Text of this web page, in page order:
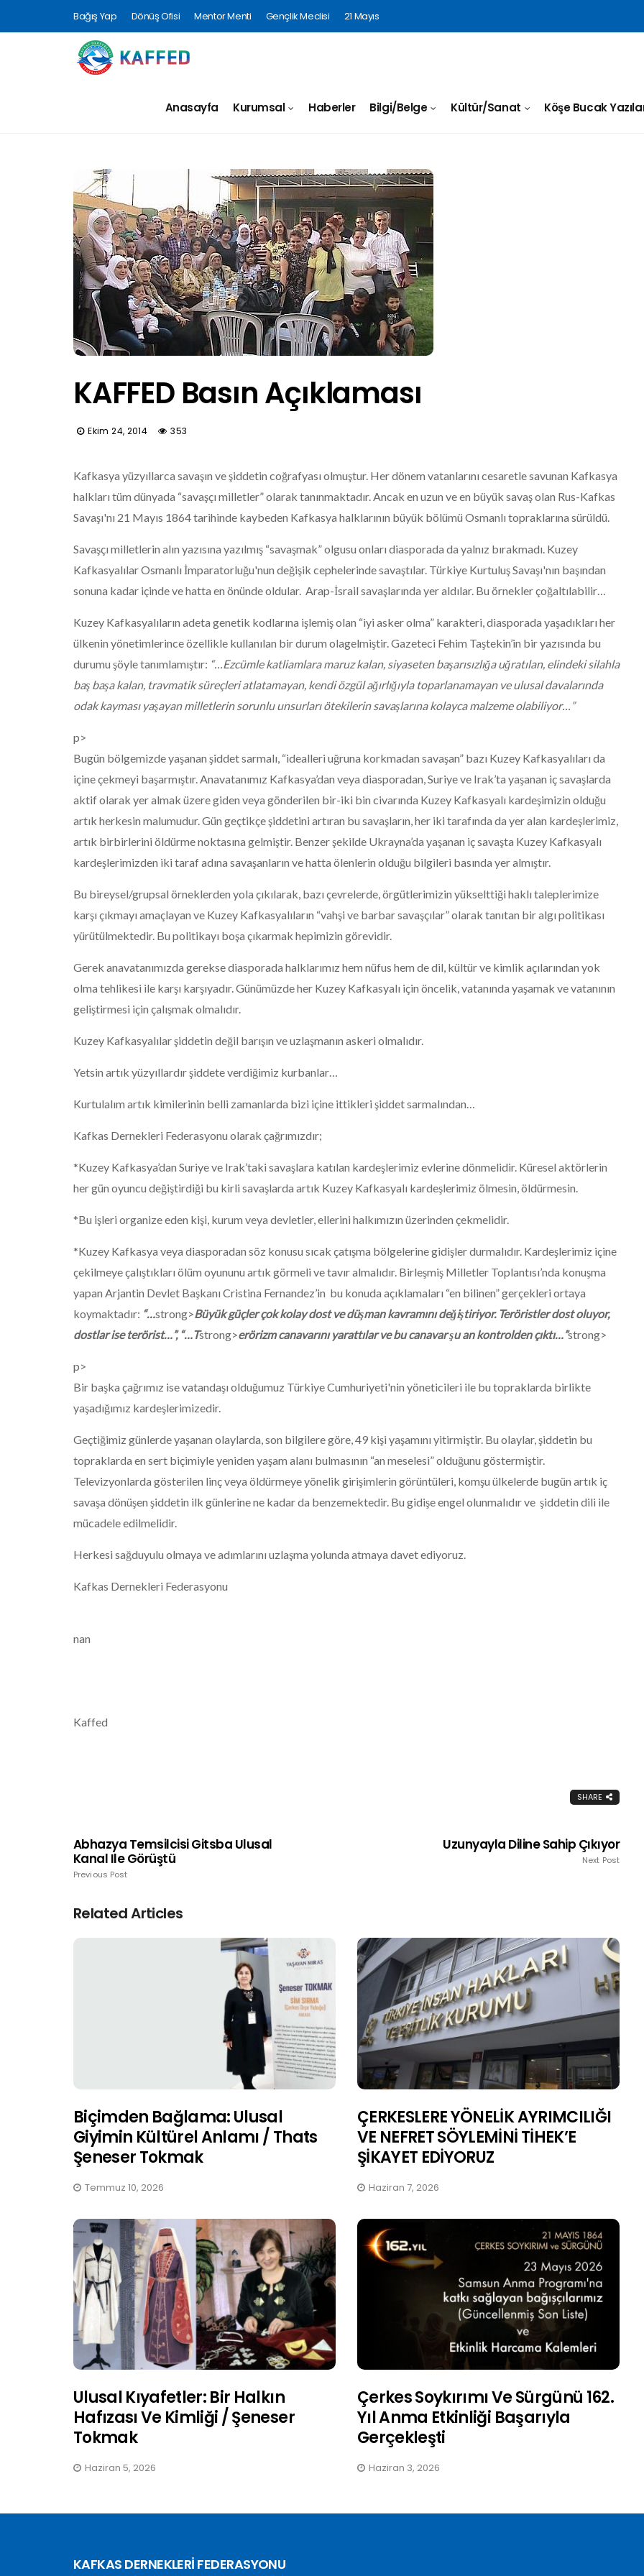
Bağış Yap Dönüş Ofisi Mentor Menti Gençlik Meclisi 21 Mayıs
Anasayfa Kurumsal Haberler Bilgi/Belge Kültür/Sanat Köşe Bucak
KAFFED Basın Açıklaması
Ekim 24, 2014 353
Kafkasya yüzyıllarca savaşın ve şiddetin coğrafyası olmuştur. Her dönem vatanlarını cesaretle savunan Kafkasya
halkları tüm dünyada “savaşçı milletler” olarak tanınmaktadır. Ancak en uzun ve en büyük savaş olan Rus-Kafkas
Savaşı'nı 21 Mayıs 1864 tarihinde kaybeden Kafkasya halklarının büyük bölümü Osmanlı topraklarına sürüldü.
Savaşçı milletlerin alın yazısına yazılmış “savaşmak” olgusu onları diasporada da yalnız bırakmadı. Kuzey
Kafkasyalılar Osmanlı İmparatorluğu'nun değişik cephelerinde savaştılar. Türkiye Kurtuluş Savaşı'nın başından
sonuna kadar içinde ve hatta en önünde oldular. Arap-İsrail savaşlarında yer aldılar. Bu örnekler çoğaltılabilir…
Kuzey Kafkasyalıların adeta genetik kodlarına işlemiş olan “iyi asker olma” karakteri, diasporada yaşadıkları her
ülkenin yönetimlerince özellikle kullanılan bir durum olagelmiştir. Gazeteci Fehim Taştekin’in bir yazısında bu
durumu şöyle tanımlamıştır: “…Ezcümle katliamlara maruz kalan, siyaseten başarısızlığa uğratılan, elindeki silahla
baş başa kalan, travmatik süreçleri atlatamayan, kendi özgül ağırlığıyla toparlanamayan ve ulusal davalarında
odak kayması yaşayan milletlerin sorunlu unsurları ötekilerin savaşlarına kolayca malzeme olabiliyor…”
p>
Bugün bölgemizde yaşanan şiddet sarmalı, “idealleri uğruna korkmadan savaşan” bazı Kuzey Kafkasyalıları da
içine çekmeyi başarmıştır. Anavatanımız Kafkasya’dan veya diasporadan, Suriye ve Irak’ta yaşanan iç savaşlarda
aktif olarak yer almak üzere giden veya gönderilen bir-iki bin civarında Kuzey Kafkasyalı kardeşimizin olduğu
artık herkesin malumudur. Gün geçtikçe şiddetini artıran bu savaşların, her iki tarafında da yer alan kardeşlerimiz,
artık birbirlerini öldürme noktasına gelmiştir. Benzer şekilde Ukrayna’da yaşanan iç savaşta Kuzey Kafkasyalı
kardeşlerimizden iki taraf adına savaşanların ve hatta ölenlerin olduğu bilgileri basında yer almıştır.
Bu bireysel/grupsal örneklerden yola çıkılarak, bazı çevrelerde, örgütlerimizin yükselttiği haklı taleplerimize
karşı çıkmayı amaçlayan ve Kuzey Kafkasyalıların “vahşi ve barbar savaşçılar” olarak tanıtan bir algı politikası
yürütülmektedir. Bu politikayı boşa çıkarmak hepimizin görevidir.
Gerek anavatanımızda gerekse diasporada halklarımız hem nüfus hem de dil, kültür ve kimlik açılarından yok
olma tehlikesi ile karşı karşıyadır. Günümüzde her Kuzey Kafkasyalı için öncelik, vatanında yaşamak ve vatanının
geliştirmesi için çalışmak olmalıdır.
Kuzey Kafkasyalılar şiddetin değil barışın ve uzlaşmanın askeri olmalıdır.
Yetsin artık yüzyıllardır şiddete verdiğimiz kurbanlar…
Kurtulalım artık kimilerinin belli zamanlarda bizi içine ittikleri şiddet sarmalından…
Kafkas Dernekleri Federasyonu olarak çağrımızdır;
*Kuzey Kafkasya’dan Suriye ve Irak’taki savaşlara katılan kardeşlerimiz evlerine dönmelidir. Küresel aktörlerin
her gün oyuncu değiştirdiği bu kirli savaşlarda artık Kuzey Kafkasyalı kardeşlerimiz ölmesin, öldürmesin.
*Bu işleri organize eden kişi, kurum veya devletler, ellerini halkımızın üzerinden çekmelidir.
*Kuzey Kafkasya veya diasporadan söz konusu sıcak çatışma bölgelerine gidişler durmalıdır. Kardeşlerimiz içine
çekilmeye çalıştıkları ölüm oyununu artık görmeli ve tavır almalıdır. Birleşmiş Milletler Toplantısı’nda konuşma
yapan Arjantin Devlet Başkanı Cristina Fernandez’in bu konuda açıklamaları “en bilinen” gerçekleri ortaya
koymaktadır: “…strong>Büyük güçler çok kolay dost ve düşman kavramını değiştiriyor. Teröristler dost oluyor,
dostlar ise terörist…”, “…Tstrong>erörizm canavarını yarattılar ve bu canavar şu an kontrolden çıktı…”strong>
p>
Bir başka çağrımız ise vatandaşı olduğumuz Türkiye Cumhuriyeti'nin yöneticileri ile bu topraklarda birlikte
yaşadığımız kardeşlerimizedir.
Geçtiğimiz günlerde yaşanan olaylarda, son bilgilere göre, 49 kişi yaşamını yitirmiştir. Bu olaylar, şiddetin bu
topraklarda en sert biçimiyle yeniden yaşam alanı bulmasının “an meselesi” olduğunu göstermiştir.
Televizyonlarda gösterilen linç veya öldürmeye yönelik girişimlerin görüntüleri, komşu ülkelerde bugün artık iç
savaşa dönüşen şiddetin ilk günlerine ne kadar da benzemektedir. Bu gidişe engel olunmalıdır ve şiddetin dili ile
mücadele edilmelidir.
Herkesi sağduyulu olmaya ve adımlarını uzlaşma yolunda atmaya davet ediyoruz.
Kafkas Dernekleri Federasyonu
nan
Kaffed
SHARE
Abhazya Temsilcisi Gitsba Ulusal
Kanal Ile Görüştü
Previous Post
Uzunyayla Diline Sahip Çıkıyor
Next Post
Related Articles
Biçimden Bağlama: Ulusal
Giyimin Kültürel Anlamı / Thats
Şeneser Tokmak
Temmuz 10, 2026
ÇERKESLERE YÖNELİK AYRIMCILIĞI
VE NEFRET SÖYLEMİNİ TİHEK’E
ŞİKAYET EDİYORUZ
Haziran 7, 2026
Ulusal Kıyafetler: Bir Halkın
Hafızası Ve Kimliği / Şeneser
Tokmak
Haziran 5, 2026
Çerkes Soykırımı Ve Sürgünü 162.
Yıl Anma Etkinliği Başarıyla
Gerçekleşti
Haziran 3, 2026
KAFKAS DERNEKLERİ FEDERASYONU